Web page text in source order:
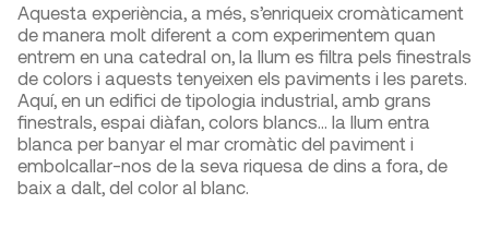
Aquesta experiència, a més, s’enriqueix cromàticament
de manera molt diferent a com experimentem quan
entrem en una catedral on, la llum es filtra pels finestrals
de colors i aquests tenyeixen els paviments i les parets.
Aquí, en un edifici de tipologia industrial, amb grans
finestrals, espai diàfan, colors blancs… la llum entra
blanca per banyar el mar cromàtic del paviment i
embolcallar-nos de la seva riquesa de dins a fora, de
baix a dalt, del color al blanc.